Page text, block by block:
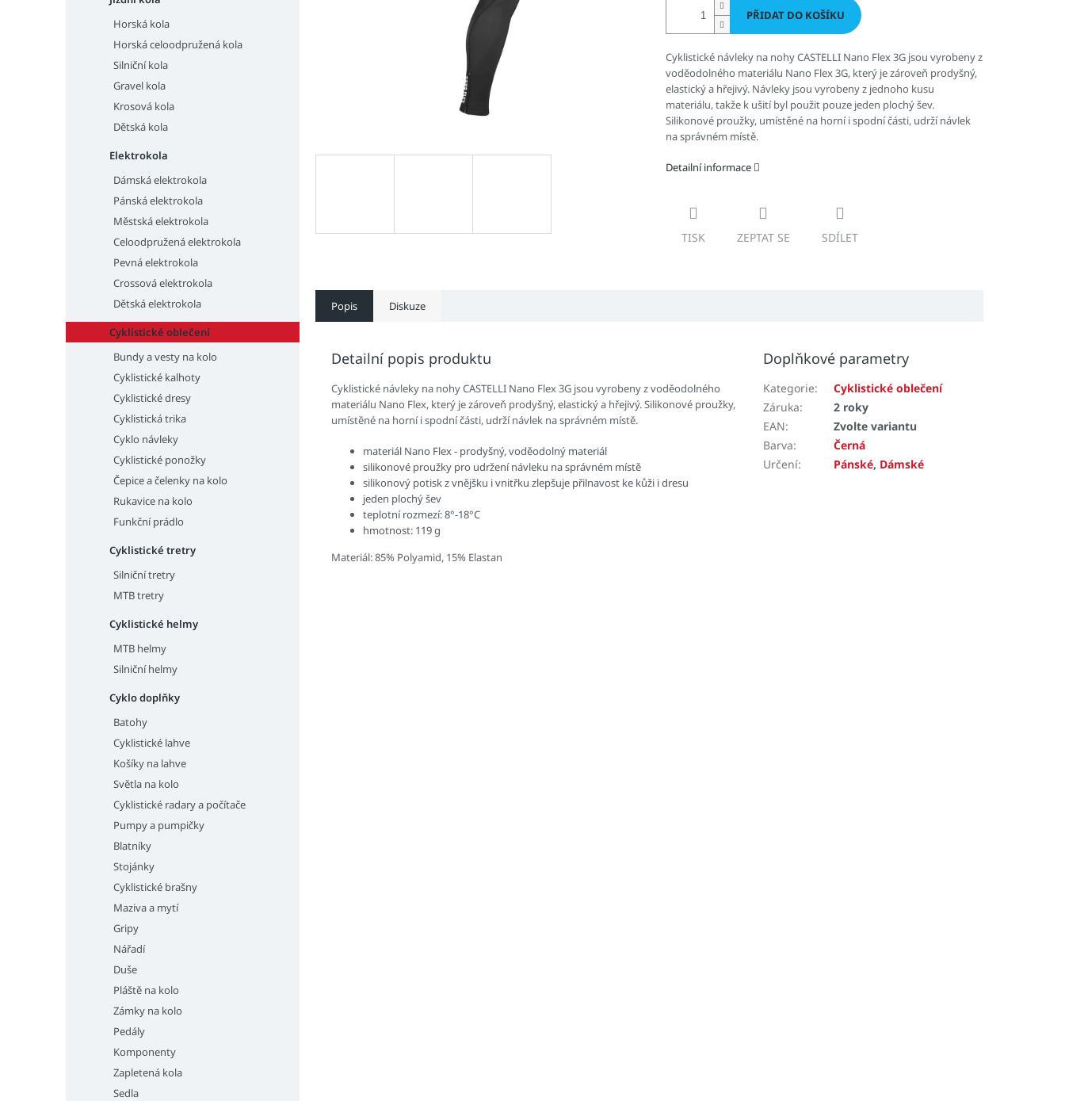
Horská kola
Horská celoodpružená kola
Silniční kola
Gravel kola
Krosová kola
Dětská kola
Elektrokola
Dámská elektrokola
Pánská elektrokola
Městská elektrokola
Celoodpružená elektrokola
Pevná elektrokola
Crossová elektrokola
Dětská elektrokola
Cyklistické oblečení
Bundy a vesty na kolo
Cyklistické kalhoty
Cyklistické dresy
Cyklistická trika
Cyklo návleky
Cyklistické ponožky
Čepice a čelenky na kolo
Rukavice na kolo
Funkční prádlo
Cyklistické tretry
Silniční tretry
MTB tretry
Cyklistické helmy
MTB helmy
Silniční helmy
Cyklo doplňky
Batohy
Cyklistické lahve
Košíky na lahve
Světla na kolo
Cyklistické radary a počítače
Pumpy a pumpičky
Blatníky
Stojánky
Cyklistické brašny
Maziva a mytí
Gripy
Nářadí
Duše
Pláště na kolo
Zámky na kolo
Pedály
Komponenty
Zapletená kola
Sedla
PŘIDAT DO KOŠÍKU
Cyklistické návleky na nohy CASTELLI Nano Flex 3G jsou vyrobeny z
voděodolného materiálu Nano Flex 3G, který je zároveň prodyšný,
elastický a hřejivý. Návleky jsou vyrobeny z jednoho kusu
materiálu, takže k ušití byl použit pouze jeden plochý šev.
Silikonové proužky, umístěné na horní i spodní části, udrží návlek
na správném místě.
Detailní informace
TISK ZEPTAT SE SDÍLET
Popis Diskuze
Detailní popis produktu
Cyklistické návleky na nohy CASTELLI Nano Flex 3G jsou vyrobeny z voděodolného
materiálu Nano Flex, který je zároveň prodyšný, elastický a hřejivý. Silikonové proužky,
umístěné na horní i spodní části, udrží návlek na správném místě.
materiál Nano Flex - prodyšný, voděodolný materiál
silikonové proužky pro udržení návleku na správném místě
silikonový potisk z vnějšku i vnitřku zlepšuje přilnavost ke kůži i dresu
jeden plochý šev
teplotní rozmezí: 8°-18°C
hmotnost: 119 g
Materiál: 85% Polyamid, 15% Elastan
Doplňkové parametry
Kategorie:
Cyklistické oblečení
Záruka:
2 roky
EAN:
Zvolte variantu
Barva:
Černá
Určení: Pánské, Dámské